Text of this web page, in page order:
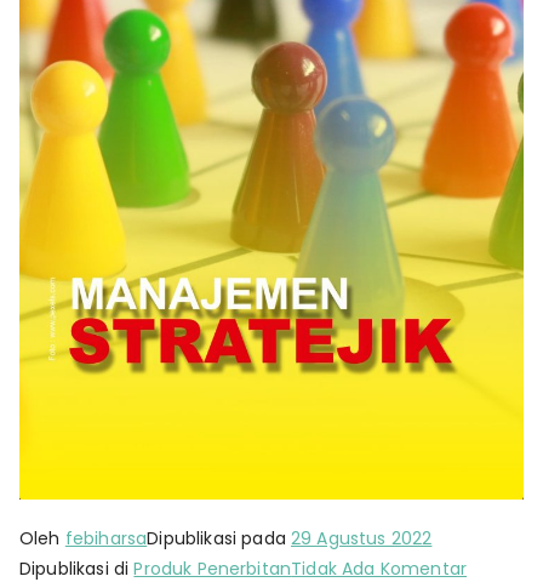
Oleh febiharsaDipublikasi pada 29 Agustus 2022
Dipublikasi diProduk PenerbitanTidak Ada Komentarpada